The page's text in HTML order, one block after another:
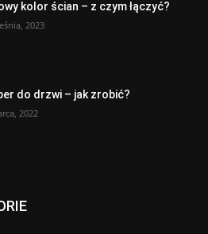
kolor ścian – z czym łączyć?
2023
do drzwi – jak zrobić?
2022